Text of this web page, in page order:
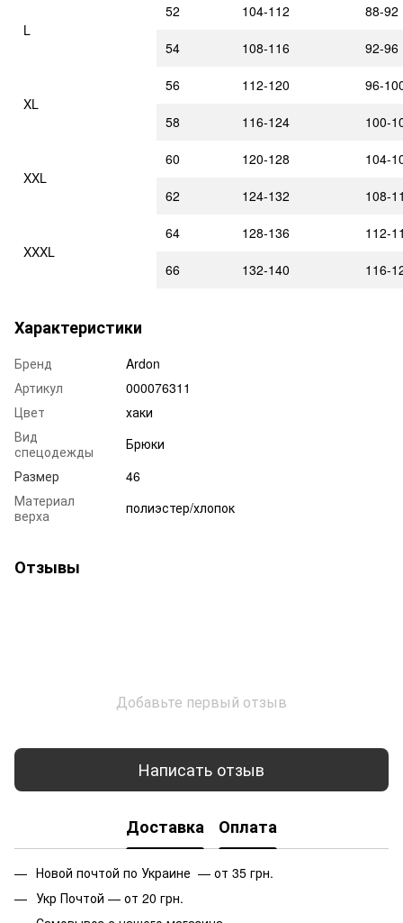
L
52 104-112 88-92
54 108-116 92-96
XL
56 112-120 96-
58 116-124 100-
XXL
60 120-128 104-
62 124-132 108-
XXXL
64 128-136 112-
66 132-140 116-
Характеристики
Бренд
Ardon
Артикул
000076311
Цвет
хаки
Вид
спецодежды
Брюки
Размер
46
Материал
верха
полиэстер/хлопок
Отзывы
Добавьте первый отзыв
Написать отзыв
Доставка Оплата
Новой почтой по Украине — от 35 грн.
Укр Почтой — от 20 грн.